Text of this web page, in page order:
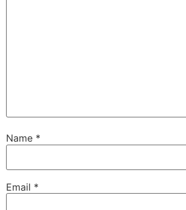
Name *
Email *